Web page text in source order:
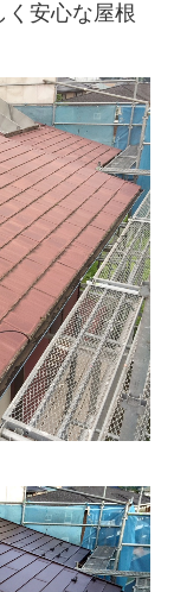
く安心な屋根